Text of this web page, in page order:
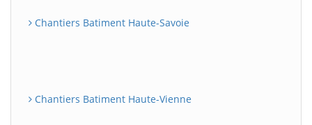
Chantiers Batiment Haute-Savoie
Chantiers Batiment Haute-Vienne